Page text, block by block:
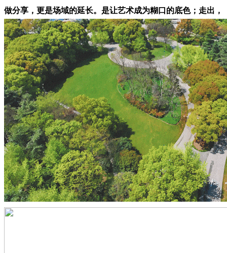
做分享，更是场域的延长。是让艺术成为糊口的底色；走出，